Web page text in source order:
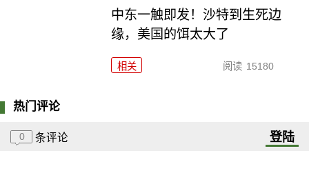
中东一触即发！沙特到生死边
缘，美国的饵太大了
相关 阅读 15180
热门评论
0 条评论 登陆